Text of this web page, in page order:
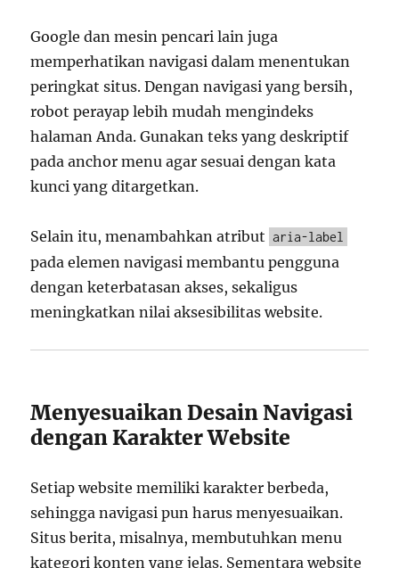
Google dan mesin pencari lain juga
memperhatikan navigasi dalam menentukan
peringkat situs. Dengan navigasi yang bersih,
robot perayap lebih mudah mengindeks
halaman Anda. Gunakan teks yang deskriptif
pada anchor menu agar sesuai dengan kata
kunci yang ditargetkan.
Selain itu, menambahkan atribut aria-label
pada elemen navigasi membantu pengguna
dengan keterbatasan akses, sekaligus
meningkatkan nilai aksesibilitas website.
Menyesuaikan Desain Navigasi
dengan Karakter Website
Setiap website memiliki karakter berbeda,
sehingga navigasi pun harus menyesuaikan.
Situs berita, misalnya, membutuhkan menu
kategori konten yang jelas. Sementara website